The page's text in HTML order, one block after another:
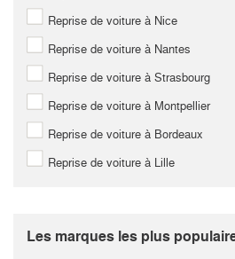
Reprise de voiture à Nice
Reprise de voiture à Nantes
Reprise de voiture à Strasbourg
Reprise de voiture à Montpellier
Reprise de voiture à Bordeaux
Reprise de voiture à Lille
Les marques les plus